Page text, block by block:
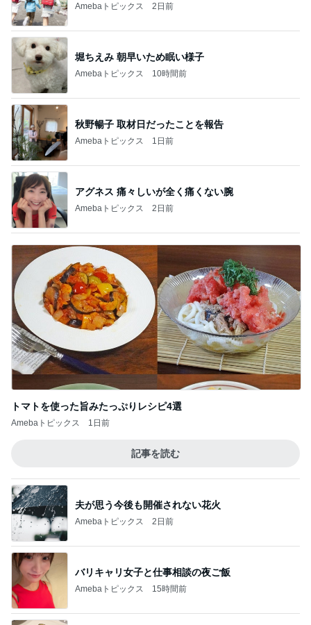
Amebaトピックス 2日前
堀ちえみ 朝早いため眠い様子
Amebaトピックス 10時間前
秋野暢子 取材日だったことを報告
Amebaトピックス 1日前
アグネス 痛々しいが全く痛くない腕
Amebaトピックス 2日前
トマトを使った旨みたっぷりレシピ4選
Amebaトピックス 1日前
記事を読む
夫が思う今後も開催されない花火
Amebaトピックス 2日前
バリキャリ女子と仕事相談の夜ご飯
Amebaトピックス 15時間前